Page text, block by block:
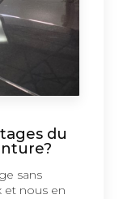
du
sans
et nous en